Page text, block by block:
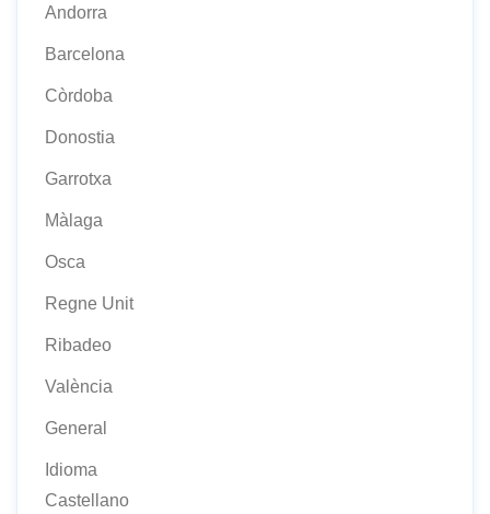
Andorra
Barcelona
Còrdoba
Donostia
Garrotxa
Màlaga
Osca
Regne Unit
Ribadeo
València
General
Idioma
Castellano